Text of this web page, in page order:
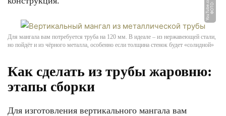
Ф
О
Т
О:
Y
o
u
T
u
b
e.
c
o
m
Для мангала вам потребуется труба на 120 мм. В идеале – из нержавеющей стали,
но пойдёт и из чёрного металла, особенно если толщина стенок будет «солидной»
Как сделать из трубы жаровню:
этапы сборки
Для изготовления вертикального мангала вам